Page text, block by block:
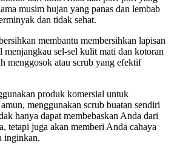
musim hujan yang panas dan lembab
dan tidak sehat.
membantu membersihkan lapisan
menjangkau sel-sel kulit mati dan kotoran
menggosok atau scrub yang efektif
produk komersial untuk
menggunakan scrub buatan sendiri
hanya dapat membebaskan Anda dari
tetapi juga akan memberi Anda cahaya
inginkan.